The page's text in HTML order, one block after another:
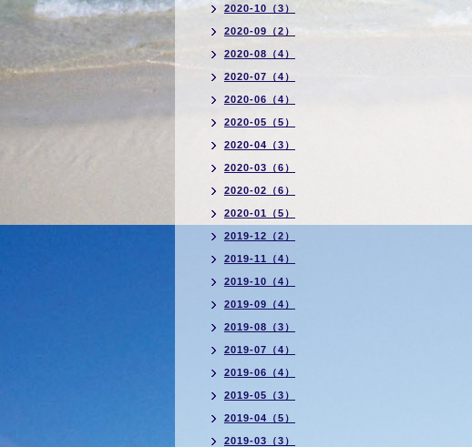
2020-10（3）
2020-09（2）
2020-08（4）
2020-07（4）
2020-06（4）
2020-05（5）
2020-04（3）
2020-03（6）
2020-02（6）
2020-01（5）
2019-12（2）
2019-11（4）
2019-10（4）
2019-09（4）
2019-08（3）
2019-07（4）
2019-06（4）
2019-05（3）
2019-04（5）
2019-03（3）